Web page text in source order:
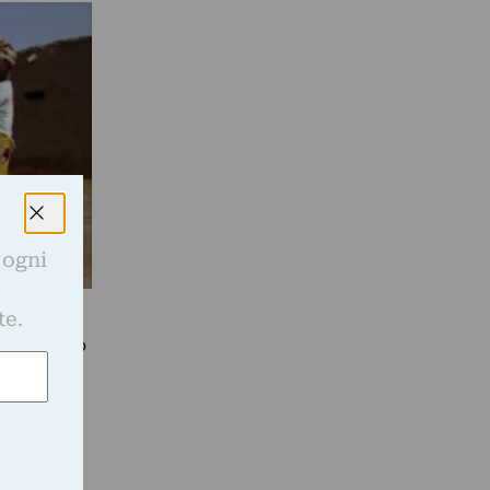
di Expo